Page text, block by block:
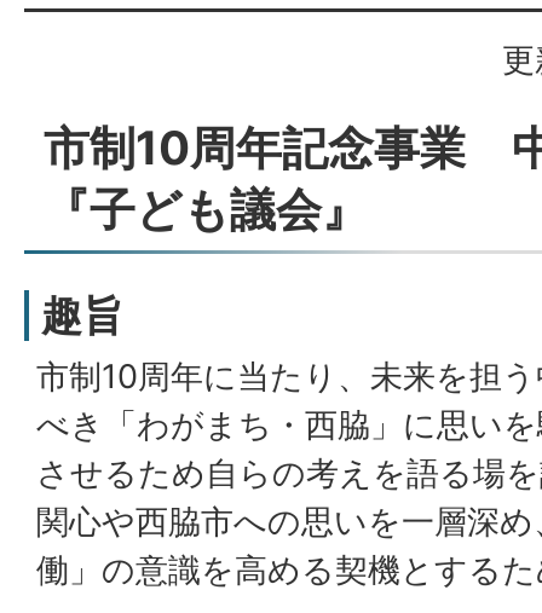
市制10周年記念事業
『子ども議会』
趣旨
市制10周年に当たり、未来を担
べき「わがまち・西脇」に思い
させるため自らの考えを語る場
関心や西脇市への思いを一層深
働」の意識を高める契機とする